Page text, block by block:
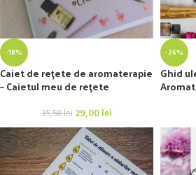
-18%
Caiet de rețete de aromaterapie
– Caietul meu de rețete
35,58lei 29,00lei
-26%
Ghid